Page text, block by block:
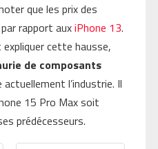
que les prix des
rapport auxiPhone 13.
cette hausse,
de composants
l’industrie. Il
15 Pro Max soit
prédécesseurs.